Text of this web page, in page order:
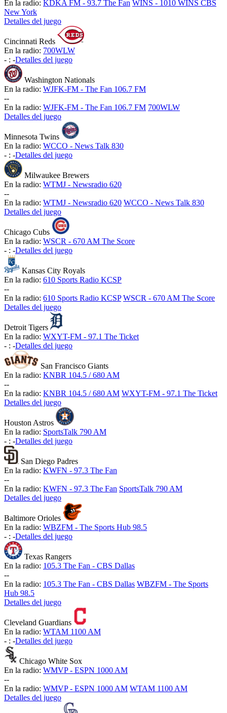
En la radio: KDKA FM - 93.7 The Fan WINS - 1010 WINS CBS
New York
Detalles del juego
Cincinnati Reds
En la radio: 700WLW
- : -Detalles del juego
Washington Nationals
En la radio: WJFK-FM - The Fan 106.7 FM
--
En la radio: WJFK-FM - The Fan 106.7 FM 700WLW
Detalles del juego
Minnesota Twins
En la radio: WCCO - News Talk 830
- : -Detalles del juego
Milwaukee Brewers
En la radio: WTMJ - Newsradio 620
--
En la radio: WTMJ - Newsradio 620 WCCO - News Talk 830
Detalles del juego
Chicago Cubs
En la radio: WSCR - 670 AM The Score
- : -Detalles del juego
Kansas City Royals
En la radio: 610 Sports Radio KCSP
--
En la radio: 610 Sports Radio KCSP WSCR - 670 AM The Score
Detalles del juego
Detroit Tigers
En la radio: WXYT-FM - 97.1 The Ticket
- : -Detalles del juego
San Francisco Giants
En la radio: KNBR 104.5 / 680 AM
--
En la radio: KNBR 104.5 / 680 AM WXYT-FM - 97.1 The Ticket
Detalles del juego
Houston Astros
En la radio: SportsTalk 790 AM
- : -Detalles del juego
San Diego Padres
En la radio: KWFN - 97.3 The Fan
--
En la radio: KWFN - 97.3 The Fan SportsTalk 790 AM
Detalles del juego
Baltimore Orioles
En la radio: WBZFM - The Sports Hub 98.5
- : -Detalles del juego
Texas Rangers
En la radio: 105.3 The Fan - CBS Dallas
--
En la radio: 105.3 The Fan - CBS Dallas WBZFM - The Sports
Hub 98.5
Detalles del juego
Cleveland Guardians
En la radio: WTAM 1100 AM
- : -Detalles del juego
Chicago White Sox
En la radio: WMVP - ESPN 1000 AM
--
En la radio: WMVP - ESPN 1000 AM WTAM 1100 AM
Detalles del juego